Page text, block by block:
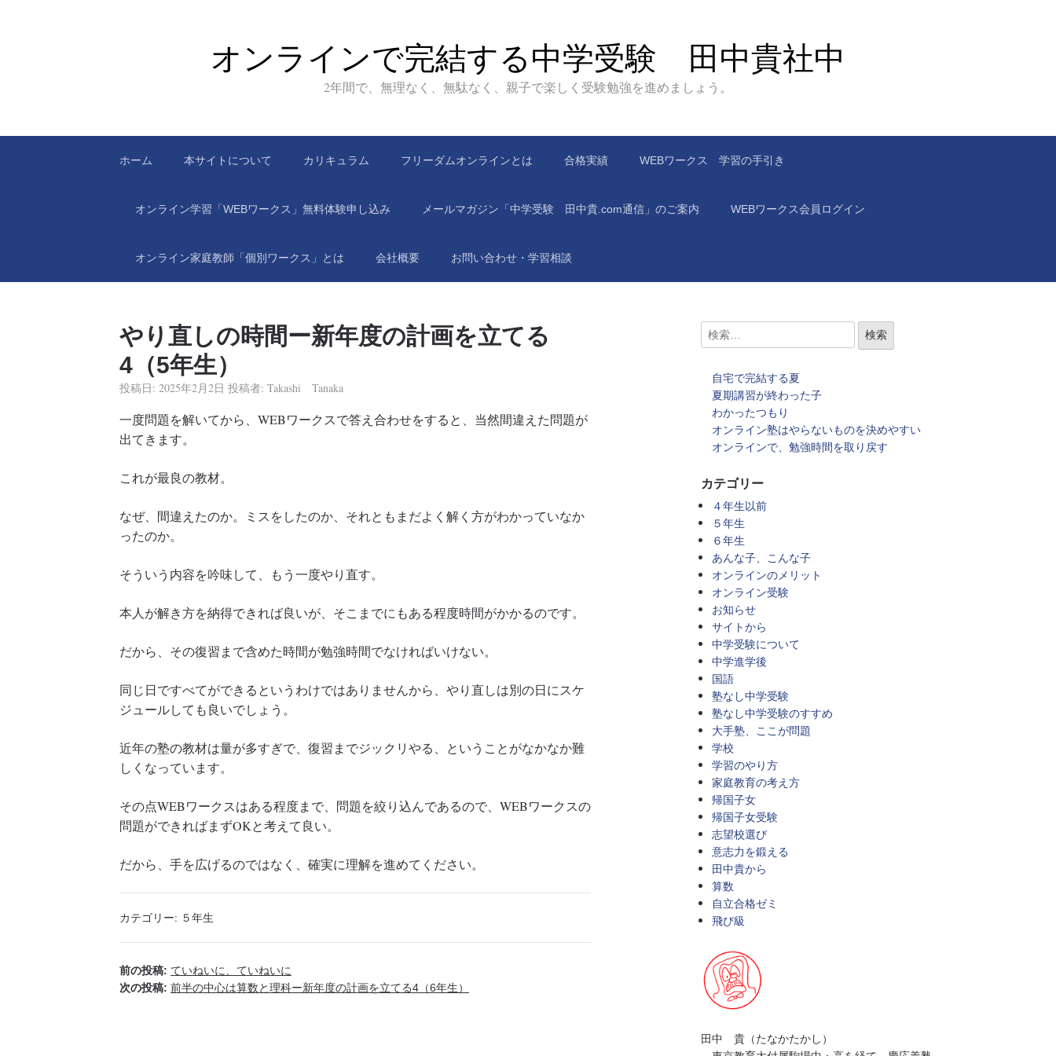
オンラインで完結する中学受験 田中貴社中
2年間で、無理なく、無駄なく、親子で楽しく受験勉強を進めましょう。
ホーム 本サイトについて カリキュラム フリーダムオンラインとは 合格実績 WEBワークス 学習の手引き
オンライン学習「WEBワークス」無料体験申し込み メールマガジン「中学受験 田中貴.com通信」のご案内 WEBワークス会員ログイン
オンライン家庭教師「個別ワークス」とは 会社概要 お問い合わせ・学習相談
やり直しの時間ー新年度の計画を立てる
4（5年生）
投稿日: 2025年2月2日 投稿者: Takashi Tanaka
一度問題を解いてから、WEBワークスで答え合わせをすると、当然間違えた問題が
出てきます。
これが最良の教材。
なぜ、間違えたのか。ミスをしたのか、それともまだよく解く方がわかっていなか
ったのか。
そういう内容を吟味して、もう一度やり直す。
本人が解き方を納得できれば良いが、そこまでにもある程度時間がかかるのです。
だから、その復習まで含めた時間が勉強時間でなければいけない。
同じ日ですべてができるというわけではありませんから、やり直しは別の日にスケ
ジュールしても良いでしょう。
近年の塾の教材は量が多すぎで、復習までジックリやる、ということがなかなか難
しくなっています。
その点WEBワークスはある程度まで、問題を絞り込んであるので、WEBワークスの
問題ができればまずOKと考えて良い。
だから、手を広げるのではなく、確実に理解を進めてください。
カテゴリー: ５年生
前の投稿: ていねいに、ていねいに
次の投稿: 前半の中心は算数と理科ー新年度の計画を立てる4（6年生）
自宅で完結する夏
夏期講習が終わった子
わかったつもり
オンライン塾はやらないものを決めやすい
オンラインで、勉強時間を取り戻す
カテゴリー
４年生以前
５年生
６年生
あんな子、こんな子
オンラインのメリット
オンライン受験
お知らせ
サイトから
中学受験について
中学進学後
国語
塾なし中学受験
塾なし中学受験のすすめ
大手塾、ここが問題
学校
学習のやり方
家庭教育の考え方
帰国子女
帰国子女受験
志望校選び
意志力を鍛える
田中貴から
算数
自立合格ゼミ
飛び級
田中 貴（たなかたかし）